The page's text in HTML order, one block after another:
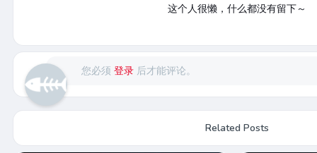
这个人很懒，什么都没有留下～
您必须登录 后才能评论。
Related Posts